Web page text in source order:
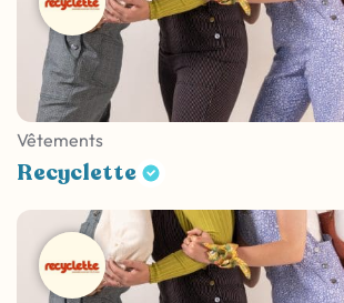
Vêtements
Recyclette